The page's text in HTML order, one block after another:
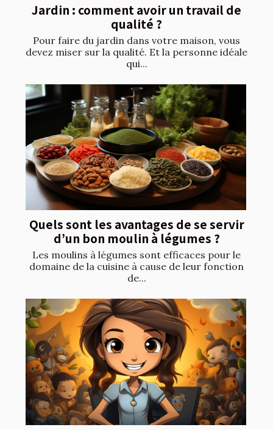
Jardin : comment avoir un travail de
qualité ?
Pour faire du jardin dans votre maison, vous
devez miser sur la qualité. Et la personne idéale
qui...
Quels sont les avantages de se servir
d’un bon moulin à légumes ?
Les moulins à légumes sont efficaces pour le
domaine de la cuisine à cause de leur fonction
de...